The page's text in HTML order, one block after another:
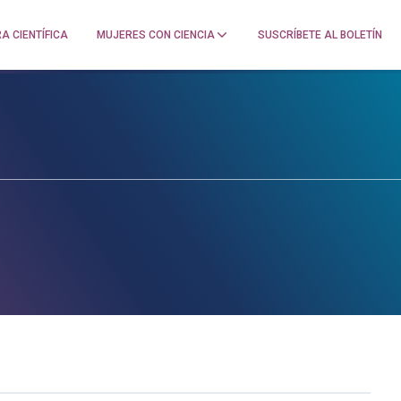
CIENTÍFICA MUJERES CON CIENCIA SUSCRÍBETE AL BOLETÍN